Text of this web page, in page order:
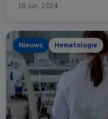
18 jun. 2024
Nieuws Hematologie